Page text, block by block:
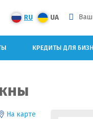
RU UA Ваш
КРЕДИТЫ ДЛЯ
На карте